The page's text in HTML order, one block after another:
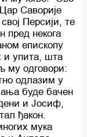
Саворије
Персији, те
пред некога
епископу
и упита, шта
му одговори:
одлазим у
буде бачен
и Јосиф,
ђакон.
мука